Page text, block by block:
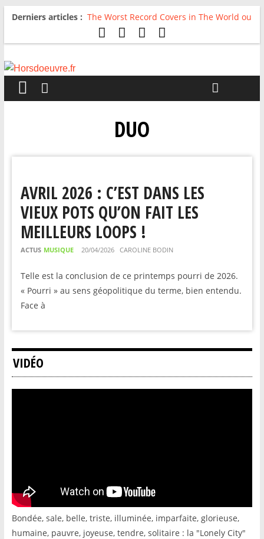
Derniers articles : The Worst Record Covers in The World ou
Comment rire du pire
Avril 2026 : C’est dans les vieux pots
For The First Time, Again : Tyler Ballgame
DUO
AVRIL 2026 : C’EST DANS LES
VIEUX POTS QU’ON FAIT LES
MEILLEURS LOOPS !
ACTUS MUSIQUE 20/04/2026 CAROLINE BODIN
Telle est la conclusion de ce printemps pourri de 2026.
« Pourri » au sens géopolitique du terme, bien entendu.
Face à
VIDÉO
Bondée, sale, belle, triste, illuminée, imparfaite, glorieuse,
humaine, pauvre, joyeuse, tendre, solitaire : la "Lonely City"